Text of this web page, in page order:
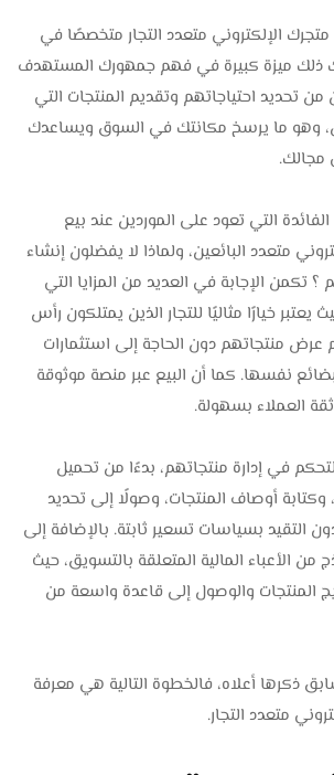
الإلكتروني متعدد التجار متخصصًا في
ذلك ميزة كبيرة في فهم جمهورك المستهدف
احتياجاتهم وتقديم المنتجات التي
وهو ما يرسخ مكانتك في السوق ويساعدك
مجالك.
التي تعود على الموردين عند بيع
متعدد البائعين، ولماذا لا يفضلون إنشاء
الإجابة في العديد من المزايا التي
يعتبر خيارًا مثاليًا للتجار الذين يمتلكون رأس
عرض منتجاتهم دون الحاجة إلى استثمارات
نفسها. كما أن البيع عبر منصة موثوقة
العملاء بسهولة.
في إدارة منتجاتهم، بدءًا من تحميل
وكتابة أوصاف المنتجات، وصولًا إلى تحديد
التقيد بسياسات تسعير ثابتة. بالإضافة إلى
الأعباء المالية المتعلقة بالتسويق، حيث
المنتجات والوصول إلى قاعدة واسعة من
ذكرها أعلاه، فالخطوة التالية هي معرفة
متعدد التجار.